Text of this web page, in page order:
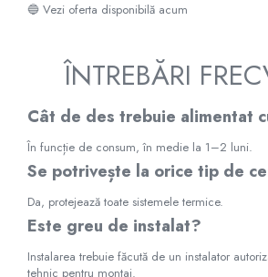
🔵 Vezi oferta disponibilă acum
ÎNTREBĂRI
Cât de des trebuie alimentat
În funcție de consum, în medie la 1–2 luni.
Se potrivește la orice tip de
Da, protejează toate sistemele termice.
Este greu de instalat?
Instalarea trebuie făcută de un instalator
tehnic pentru montaj.